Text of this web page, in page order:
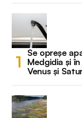
Se opreșe
Medgidia și
Venus și